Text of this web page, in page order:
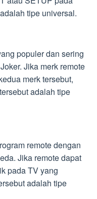
tipe universal.
populer dan sering
Jika merk remote
merk tersebut,
adalah tipe
remote dengan
Jika remote dapat
pada TV yang
adalah tipe